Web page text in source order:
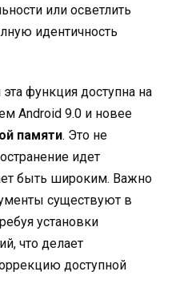
или осветлить
идентичность
функция доступна на
Android 9.0 и новее
памяти. Это не
идет
быть широким. Важно
существуют в
установки
что делает
доступной